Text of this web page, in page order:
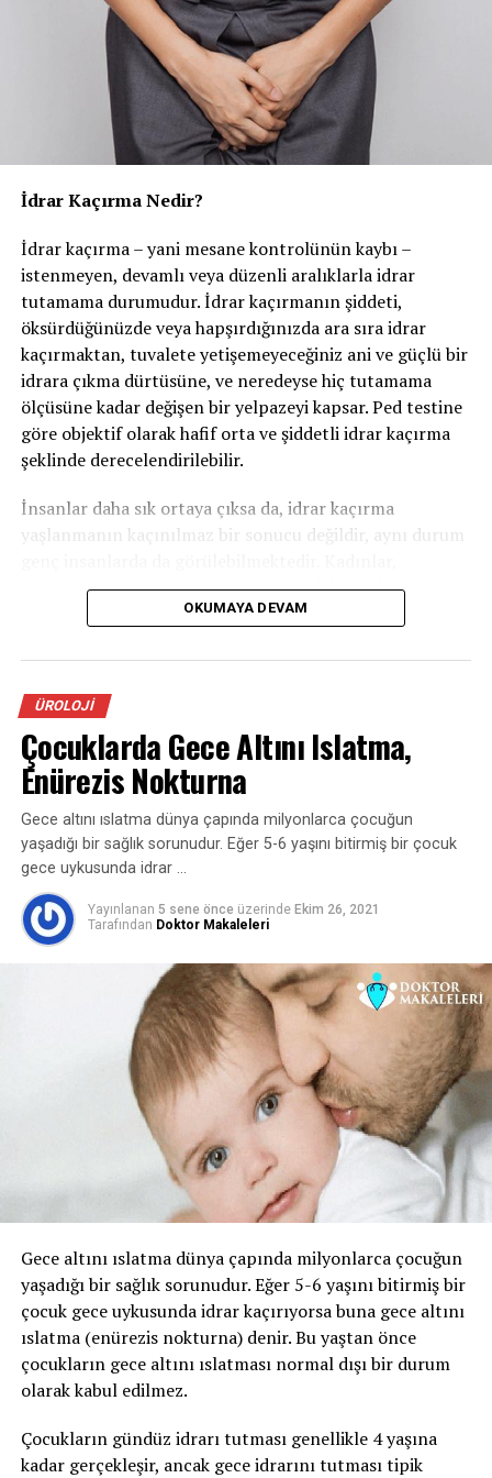
POSTERİOR ÜRETRAL VALV (PUV)
dönem (6-12 yaş) ve genital dönem (12-18 yaş)dir. Bu
dönemler içinde fallik dönem sünnet zamanlaması
açısından önerilmeyen dönemdir. Fallik dönemde
çocuklar, cinsel kimliklerini keşfetmeye başlar ve kız-
erkek ayrımı belirginleşir. Fallik dönemde erkek çocukta
pipisine ilgi en üst düzeydedir. Bu dönemde yapılan
sünnetin cinsel organının tamamını kaybetme
endişesine yol açabileceği ve psikoseksüel gelişim
düşünülmektedir. Ancak bu görüş bilimsel olarak sağlam
temellere oturtulamamış olup aksini söyleyen yayınlar
da mevcuttur.
Sünnet her ne nedenle (dini,geleneksel, tıbbi) ya da
hangi şekilde (lokal ya da genel anestezi) yapılıyor olursa
olsun, sünnetin cerrahi bir işlem olduğu
unutulmamalıdır. Ameliyathane şartlarında
sterilizasyon koşullarının sağlandığı uygun
İdrar Kaçırma Nedir?
İdrar kaçırma – yani mesane kontrolünün kaybı –
istenmeyen, devamlı veya düzenli aralıklarla idrar
tutamama durumudur. İdrar kaçırmanın şiddeti,
öksürdüğünüzde veya hapşırdığınızda ara sıra idrar
kaçırmaktan, tuvalete yetişemeyeceğiniz ani ve güçlü bir
idrara çıkma dürtüsüne, ve neredeyse hiç tutamama
ölçüsüne kadar değişen bir yelpazeyi kapsar. Ped testine
göre objektif olarak hafif orta ve şiddetli idrar kaçırma
şeklinde derecelendirilebilir.
İnsanlar daha sık ortaya çıksa da, idrar kaçırma
yaşlanmanın kaçınılmaz bir sonucu değildir, aynı durum
erkeklere göre idrar kaçırma sorunu daha fazla
görülmektedir (Kadınlarda: %6-40, Erkeklerde ise: %17-
İdrar Kaçırma Tipleri
1-Stres inkontinans(idrar kaçırma):Stres tipi idrar
kaçırma; öksürme, hapşırma, gülme, egzersiz yapma
veya ağır bişey kaldırma gibi stres ve efor durumların
oluşan idrar kaçırmayı ifade eder. Bu zorlamalar
sırasında mesane içindeki basınç artar, idrar tutmayı
sağlayan kaslar ve mekanizmalar bu basınca karşı
koyamaz ve idrar kaçırma oluşur.
2-Sıkışma tipi idrar kaçırma:
kaçırma ani-acil idrara çıkma ihtiyacı ile birlikte tuvalete
yetişememe veya idrarı geciktirememe durumudur ve
idrar bu esnada kaçar. İdrar kaçağı bir damla ila idrarın
tamamını kaçırma derecesinde olabilir. gece idrara
kalkma ihtiyacı belirgindir. Bu tip idrar kaçırma,
enfeksiyon gibi basit problemden; nörolojik bozukluk
veya diyabet gibi daha ciddi durumlardan
3- Taşma inkontinansı:
Tamamen boşalmayan bir
mesaneden kapasite dolduktan sonra damla damla
sürekli idrar kaçırmayı ifade eder.
4- Fonksiyonel inkontinans:Fiziksel veya zihinsel bir
bozukluk nedeniyle, tuvalete zamanında gitmeyi
engelleyen durumlar söz konusudur. Eklem hastalıkları,
felç, sinir sistemi hastalıkları gibi kişinin lavaboya
kısıtlılıklar nedeniyle ortaya çıkan idrar kaçırma tipidir.
Örneğin, şiddetli artrit durumunda pantolonunuzun
OKUMAYA DEVAM
ÜROLOJI
Çocuklarda Gece Altını Islatma,
Enürezis Nokturna
Gece altını ıslatma dünya çapında milyonlarca çocuğun
yaşadığı bir sağlık sorunudur. Eğer 5-6 yaşını bitirmiş bir çocuk
gece uykusunda idrar …
Yayınlanan 5 sene önce üzerinde Ekim 26, 2021
Tarafından Doktor Makaleleri
Gece altını ıslatma dünya çapında milyonlarca çocuğun
yaşadığı bir sağlık sorunudur. Eğer 5-6 yaşını bitirmiş bir
çocuk gece uykusunda idrar kaçırıyorsa buna gece altını
ıslatma (enürezis nokturna) denir. Bu yaştan önce
çocukların gece altını ıslatması normal dışı bir durum
olarak kabul edilmez.
Çocukların gündüz idrarı tutması genellikle 4 yaşına
kadar gerçekleşir, ancak gece idrarını tutması tipik